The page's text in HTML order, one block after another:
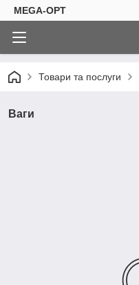
MEGA-OPT
Товари та послуги
Ваги